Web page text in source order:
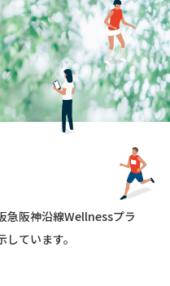
急阪神沿線Wellnessプラ
ています。
ディングス
の取組